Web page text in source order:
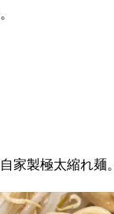
家製極太縮れ麺。